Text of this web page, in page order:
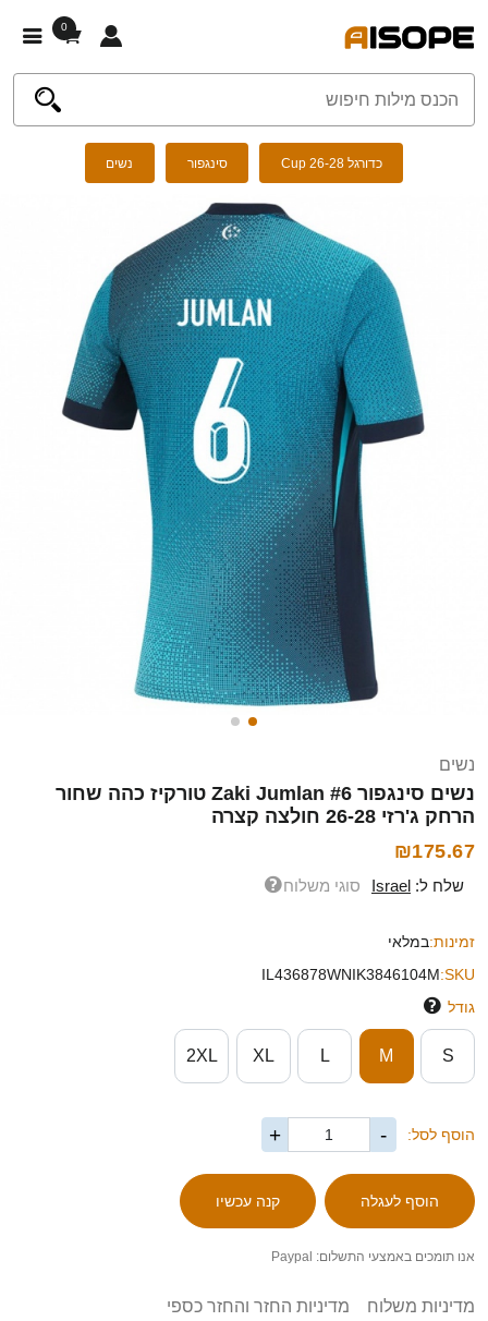
0
כדורגל Cup 26-28 סינגפור נשים
נשים
נשים סינגפור Zaki Jumlan #6 טורקיז כהה שחור
הרחק ג'רזי 26-28 חולצה קצרה
₪175.67
שלח ל: Israel סוגי משלוח
זמינות:במלאי
SKU:
IL436878WNIK3846104M
גודל
S
M
L
XL
2XL
הוסף לסל: -
+
אנו תומכים באמצעי התשלום: Paypal
מדיניות משלוח מדיניות החזר והחזר כספי